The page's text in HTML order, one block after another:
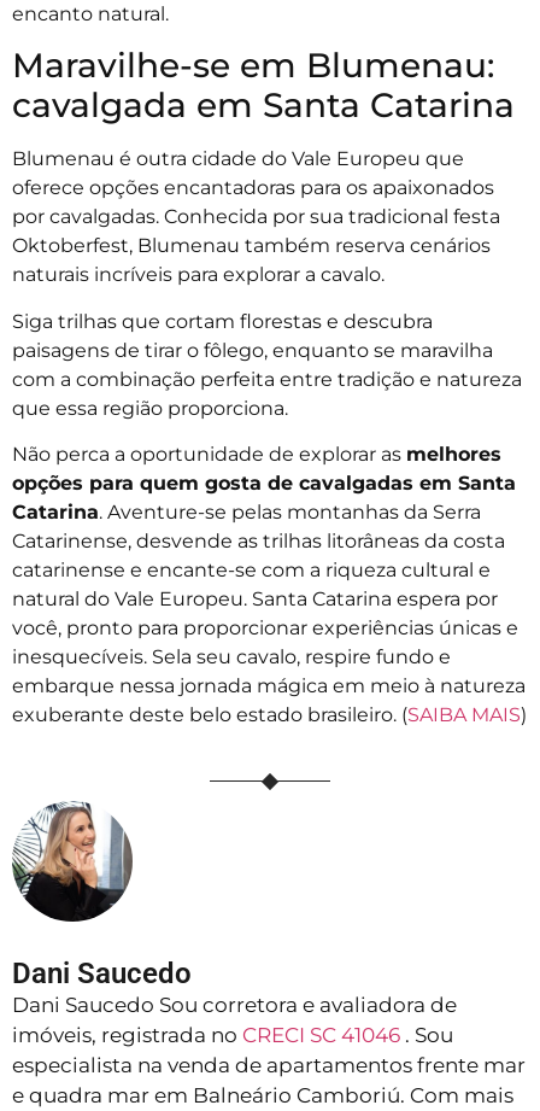
encanto natural.
Maravilhe-se em Blumenau:
cavalgada em Santa Catarina
Blumenau é outra cidade do Vale Europeu que
oferece opções encantadoras para os apaixonados
por cavalgadas. Conhecida por sua tradicional festa
Oktoberfest, Blumenau também reserva cenários
naturais incríveis para explorar a cavalo.
Siga trilhas que cortam florestas e descubra
paisagens de tirar o fôlego, enquanto se maravilha
com a combinação perfeita entre tradição e natureza
que essa região proporciona.
Não perca a oportunidade de explorar as melhores
opções para quem gosta de cavalgadas em Santa
Catarina. Aventure-se pelas montanhas da Serra
Catarinense, desvende as trilhas litorâneas da costa
catarinense e encante-se com a riqueza cultural e
natural do Vale Europeu. Santa Catarina espera por
você, pronto para proporcionar experiências únicas e
inesquecíveis. Sela seu cavalo, respire fundo e
embarque nessa jornada mágica em meio à natureza
exuberante deste belo estado brasileiro. (SAIBA MAIS)
Dani Saucedo
Dani Saucedo Sou corretora e avaliadora de
imóveis, registrada no CRECI SC 41046 . Sou
especialista na venda de apartamentos frente mar
e quadra mar em Balneário Camboriú. Com mais